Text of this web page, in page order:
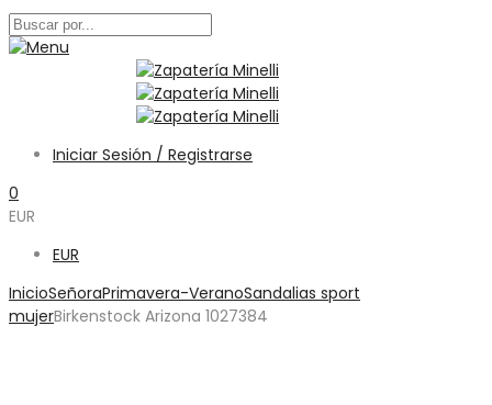
Iniciar Sesión / Registrarse
0
EUR
EUR
InicioSeñoraPrimavera-VeranoSandalias sport
mujerBirkenstock Arizona 1027384